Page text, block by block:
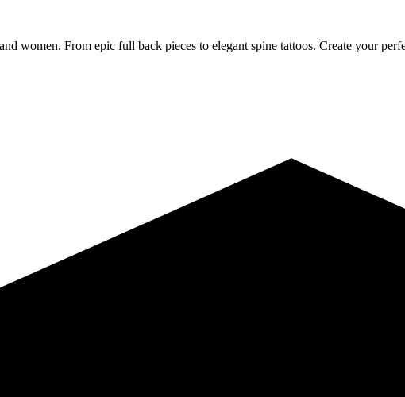
women. From epic full back pieces to elegant spine tattoos. Create your